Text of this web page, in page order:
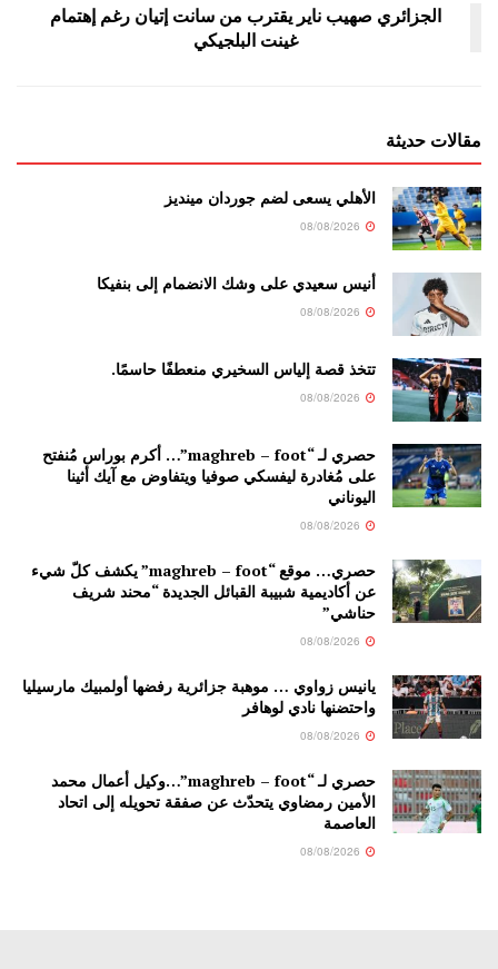
الجزائري صهيب ناير يقترب من سانت إتيان رغم إهتمام
غينت البلجيكي
مقالات حديثة
الأهلي يسعى لضم جوردان مينديز
أنيس سعيدي على وشك الانضمام إلى بنفيكا
تتخذ قصة إلياس السخيري منعطفًا حاسمًا.
حصري لـ “maghreb – foot”… أكرم بوراس مُنفتح
على مُغادرة ليفسكي صوفيا ويتفاوض مع آيك أثينا
اليوناني
حصري… موقع “maghreb – foot” يكشف كلّ شيء
عن أكاديمية شبيبة القبائل الجديدة “محند شريف
حناشي”
يانيس زواوي … موهبة جزائرية رفضها أولمبيك مارسيليا
واحتضنها نادي لوهافر
حصري لـ “maghreb – foot”…وكيل أعمال محمد
الأمين رمضاوي يتحدّث عن صفقة تحويله إلى اتحاد
العاصمة